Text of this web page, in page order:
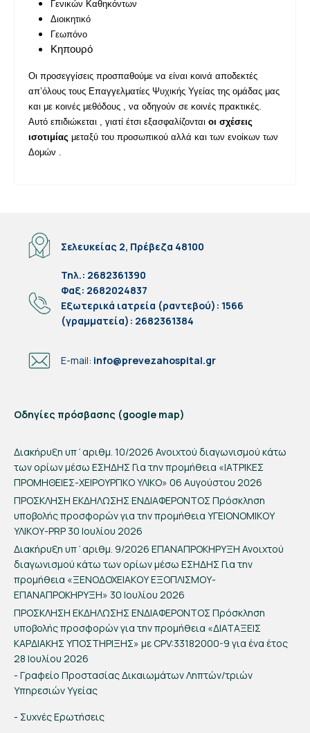
Γενικών Καθηκόντων
Διοικητικό
Γεωπόνο
Κηπουρό
Οι προσεγγίσεις προσπαθούμε να είναι κοινά αποδεκτές
απ’όλους τους Επαγγελματίες Ψυχικής Υγείας της ομάδας μας
και με κοινές μεθόδους , να οδηγούν σε κοινές πρακτικές.
Αυτό επιδιώκεται , γιατί έτσι εξασφαλίζονται οι σχέσεις
ισοτιμίας μεταξύ του προσωπικού αλλά και των ενοίκων των
Δομών .
Σελευκείας 2, Πρέβεζα 48100
Τηλ.: 2682361390
Φαξ: 2682024837
Eξωτερικά ιατρεία (ραντεβού): 1566
(γραμματεία): 2682361384
E-mail: info@prevezahospital.gr
Οδηγίες πρόσβασης (google map)
Διακήρυξη υπ΄αριθμ. 10/2026 Ανοιχτού διαγωνισμού κάτω
των ορίων μέσω ΕΣΗΔΗΣ Για την προμήθεια «ΙΑΤΡΙΚΕΣ
ΠΡΟΜΗΘΕΙΕΣ-ΧΕΙΡΟΥΡΓΙΚΟ ΥΛΙΚΟ» 06 Αυγούστου 2026
ΠΡΟΣΚΛΗΣΗ ΕΚΔΗΛΩΣΗΣ ΕΝΔΙΑΦΕΡΟΝΤΟΣ Πρόσκληση
υποβολής προσφορών για την προμήθεια ΥΓΕΙΟΝΟΜΙΚΟΥ
ΥΛΙΚΟΥ-PRP 30 Ιουλίου 2026
Διακήρυξη υπ΄αριθμ. 9/2026 ΕΠΑΝΑΠΡΟΚΗΡΥΞΗ Ανοιχτού
διαγωνισμού κάτω των ορίων μέσω ΕΣΗΔΗΣ Για την
προμήθεια «ΞΕΝΟΔΟΧΕΙΑΚΟΥ ΕΞΟΠΛΙΣΜΟΥ-
ΕΠΑΝΑΠΡΟΚΗΡΥΞΗ» 30 Ιουλίου 2026
ΠΡΟΣΚΛΗΣΗ ΕΚΔΗΛΩΣΗΣ ΕΝΔΙΑΦΕΡΟΝΤΟΣ Πρόσκληση
υποβολής προσφορών για την προμήθεια «ΔΙΑΤΑΞΕΙΣ
ΚΑΡΔΙΑΚΗΣ ΥΠΟΣΤΗΡΙΞΗΣ» με CPV:33182000-9 για ένα έτος
28 Ιουλίου 2026
- Γραφείο Προστασίας Δικαιωμάτων Ληπτών/τριών
Υπηρεσιών Υγείας
- Συχνές Ερωτήσεις